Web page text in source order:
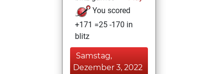
You scored
+171 =25 -170 in
blitz
Samstag,
Dezember 3, 2022